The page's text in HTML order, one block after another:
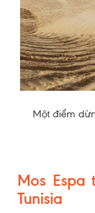
Một điểm
Mos Espa
Tunisia